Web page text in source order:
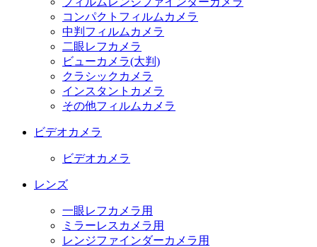
コンパクトフィルムカメラ
中判フィルムカメラ
二眼レフカメラ
ビューカメラ(大判)
クラシックカメラ
インスタントカメラ
その他フィルムカメラ
ビデオカメラ
ビデオカメラ
レンズ
一眼レフカメラ用
ミラーレスカメラ用
レンジファインダーカメラ用